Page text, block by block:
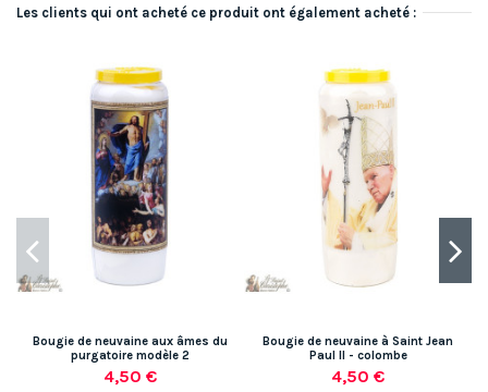
Les clients qui ont acheté ce produit ont également acheté :
Bougie de neuvaine aux âmes du
purgatoire modèle 2
4,50 €
Bougie de neuvaine à Saint Jean
Paul II - colombe
4,50 €